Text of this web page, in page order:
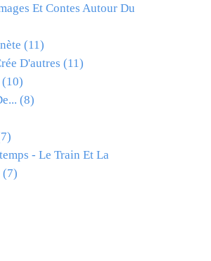
Et Contes Autour Du
(11)
D'autres (11)
(10)
(8)
- Le Train Et La
(7)